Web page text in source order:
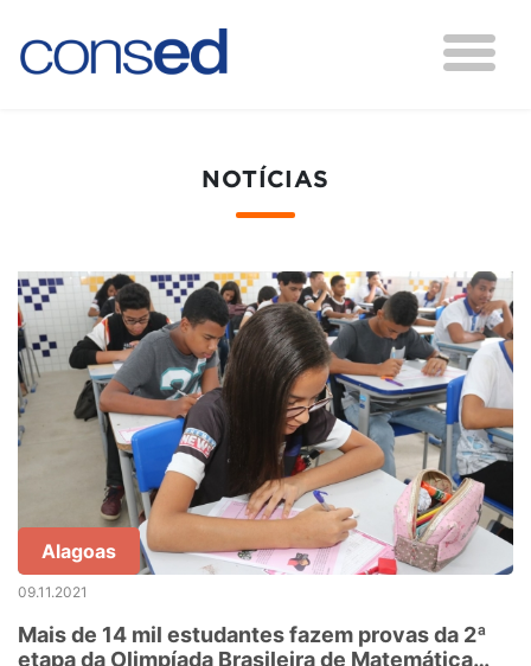
NOTÍCIAS
Alagoas
09.11.2021
Mais de 14 mil estudantes fazem provas da 2ª
etapa da Olimpíada Brasileira de Matemática